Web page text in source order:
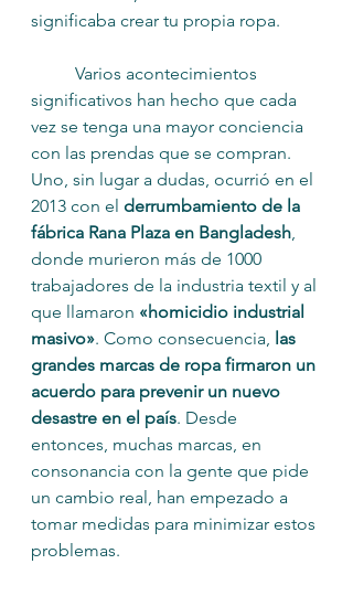
significaba crear tu propia ropa.
significativos han hecho que cada
vez se tenga una mayor conciencia
con las prendas que se compran.
Uno, sin lugar a dudas, ocurrió en el
2013 con el derrumbamiento de la
fábrica Rana Plaza en Bangladesh,
donde murieron más de 1000
trabajadores de la industria textil y al
que llamaron «homicidio industrial
masivo». Como consecuencia, las
grandes marcas de ropa firmaron un
acuerdo para prevenir un nuevo
desastre en el país. Desde
entonces, muchas marcas, en
consonancia con la gente que pide
un cambio real, han empezado a
tomar medidas para minimizar estos
problemas.